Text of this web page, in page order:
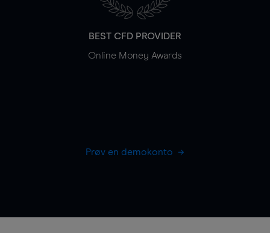
BEST CFD PROVIDER
Online Money Awards
Prøv en demokonto